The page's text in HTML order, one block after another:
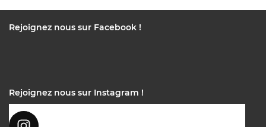
Rejoignez nous sur Facebook !
Rejoignez nous sur Instagram !